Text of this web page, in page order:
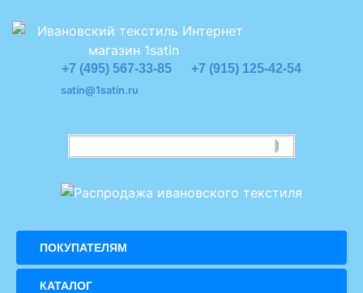
+7 (495) 567-33-85 +7 (915) 125-42-54
satin@1satin.ru
ПОКУПАТЕЛЯМ
КАТАЛОГ